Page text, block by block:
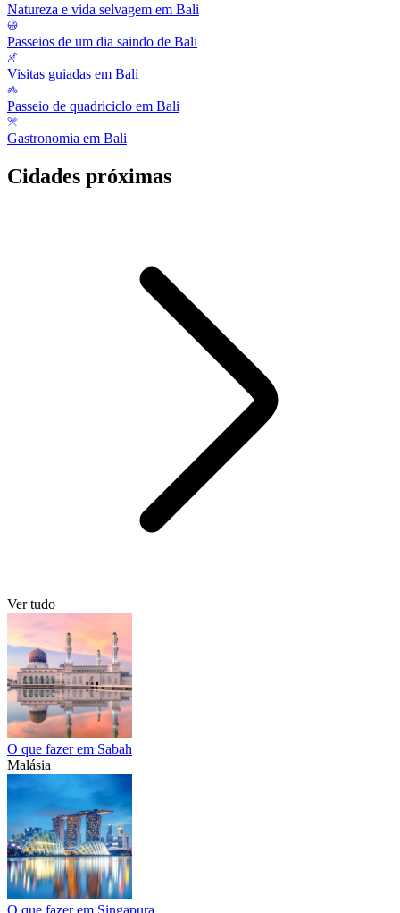
Natureza e vida selvagem em Bali
Passeios de um dia saindo de Bali
Visitas guiadas em Bali
Passeio de quadriciclo em Bali
Gastronomia em Bali
Cidades próximas
Ver tudo
O que fazer em Sabah
Malásia
O que fazer em Singapura